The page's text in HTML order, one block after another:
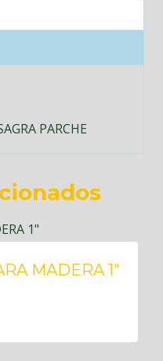
PARCHE
MADERA 1″